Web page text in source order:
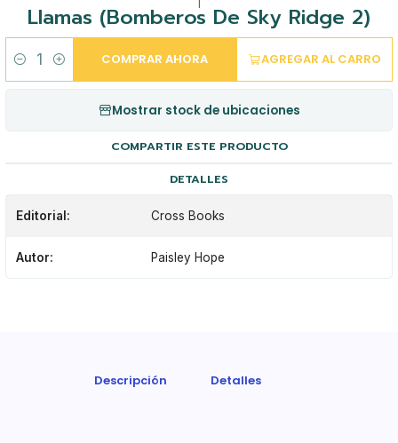
Llamas (Bomberos De Sky Ridge 2)
Cantidad
AGREGAR AL CARRO
COMPRAR AHORA
Mostrar stock de ubicaciones
COMPARTIR ESTE PRODUCTO
DETALLES
Editorial: Cross Books
Autor: Paisley Hope
Descripción Detalles